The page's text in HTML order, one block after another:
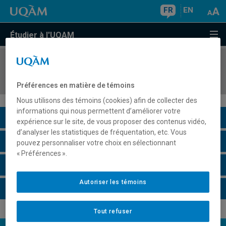
FR EN
Étudier à l'UQAM
COURS//
Description du cours
Horaire - Été 2026
Préférences en matière de témoins
Nous utilisons des témoins (cookies) afin de collecter des
informations qui nous permettent d’améliorer votre
expérience sur le site, de vous proposer des contenus vidéo,
d’analyser les statistiques de fréquentation, etc. Vous
pouvez personnaliser votre choix en sélectionnant
« Préférences ».
Tout refuser
Autoriser les témoins